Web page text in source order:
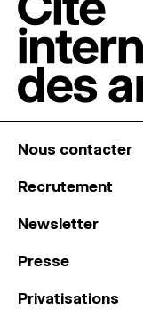
Nous contacter
Recrutement
Newsletter
Presse
Privatisations